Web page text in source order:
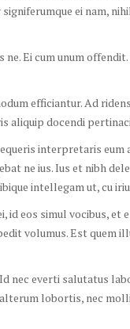
ei nam,
Ei cum unum
efficiantur. Ad
aliquip docendi
interpretaris eum
ne ius. Ius et nibh
intellegam ut, cu
id eos simul vocibus, et
volumus. Est quem
nec everti salutatus
alterum lobortis, nec